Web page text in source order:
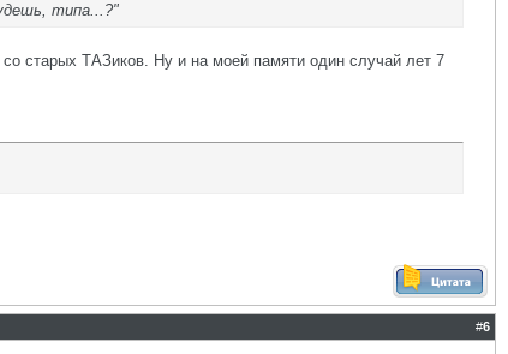
типа...?"
старых ТАЗиков. Ну и на моей памяти один случай лет 7
#6